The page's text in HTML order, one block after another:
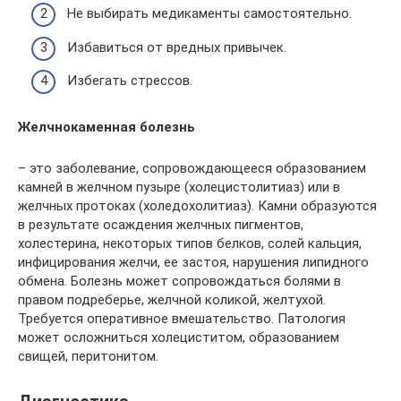
Не выбирать медикаменты самостоятельно.
Избавиться от вредных привычек.
Избегать стрессов.
Желчнокаменная болезнь
– это заболевание, сопровождающееся образованием
камней в желчном пузыре (холецистолитиаз) или в
желчных протоках (холедохолитиаз). Камни образуются
в результате осаждения желчных пигментов,
холестерина, некоторых типов белков, солей кальция,
инфицирования желчи, ее застоя, нарушения липидного
обмена. Болезнь может сопровождаться болями в
правом подреберье, желчной коликой, желтухой.
Требуется оперативное вмешательство. Патология
может осложниться холециститом, образованием
свищей, перитонитом.